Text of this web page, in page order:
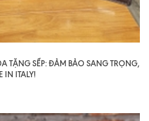
TẶNG SẾP: ĐẢM BẢO SANG TRỌNG,
IN ITALY!